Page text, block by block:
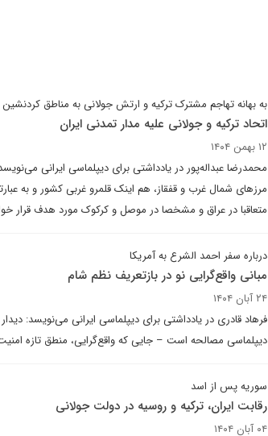
به بهانه تهاجم مشترک ترکیه و ارتش جولانی به مناطق
اتحاد ترکیه و جولانی علیه مدار تمدنی ایران
۱۲ بهمن ۱۴۰۴
محمدرضا عبداله‌پور در یادداشتی برای دیپلماسی ایرانی
مرزهای شمال غرب و قفقاز، هم اینک قلمرو غربی کشور و به
متعاقبا در عراق و مشخصا در موصل و کرکوک مورد هدف قرار
درباره سفر احمد الشرع به آمریکا
مبانی واقع‌گرایی نو در بازتعریف نظم شام
۲۴ آبان ۱۴۰۴
فرهاد قادری در یادداشتی برای دیپلماسی ایرانی می‌نویسد:
دیپلماسی مصالحه است – جایی که واقع‌گرایی، منطق تازه امنیت
سوریه پس از اسد
رقابت ایران، ترکیه و روسیه در دولت جولانی
۰۴ آبان ۱۴۰۴